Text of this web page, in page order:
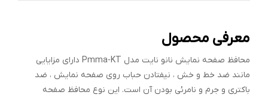
معرفی محصول
محافظ صفحه نمایش نانو نایت مدل Pmma-KT دارای مزایایی
مانند ضد خط و خش ، نیفتادن حباب روی صفحه نمایش ، ضد
باکتری و جرم و نامرئی بودن آن است. این نوع محافظ صفحه